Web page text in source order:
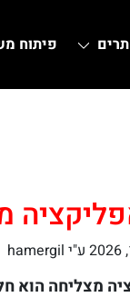
פיתוח
ע"י hamergil
מצליחה הוא